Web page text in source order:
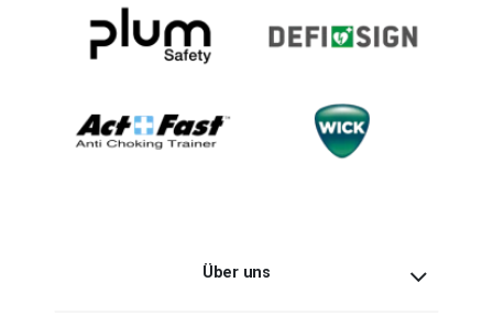
Über uns